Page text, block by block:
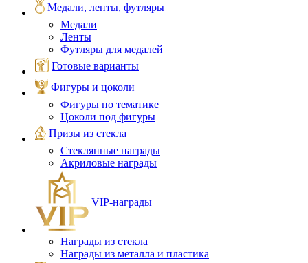
Медали, ленты, футляры
Медали
Ленты
Футляры для медалей
Готовые варианты
Фигуры и цоколи
Фигуры по тематике
Цоколи под фигуры
Призы из стекла
Стеклянные награды
Акриловые награды
VIP‑награды
Награды из стекла
Награды из металла и пластика